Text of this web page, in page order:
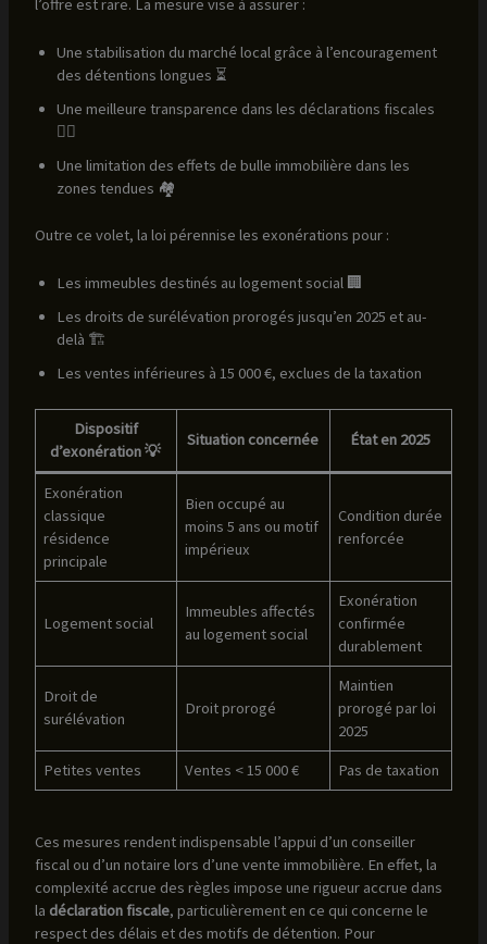
l’offre est rare. La mesure vise à assurer :
Une stabilisation du marché local grâce à l’encouragement
des détentions longues ⏳
Une meilleure transparence dans les déclarations fiscales
🕵️‍♂️
Une limitation des effets de bulle immobilière dans les
zones tendues 🏘️
Outre ce volet, la loi pérennise les exonérations pour :
Les immeubles destinés au logement social 🏢
Les droits de surélévation prorogés jusqu’en 2025 et au-
delà 🏗️
Les ventes inférieures à 15 000 €, exclues de la taxation
Dispositif
d’exonération 💡
Situation concernée État en 2025
Exonération
classique
résidence
principale
Bien occupé au
moins 5 ans ou motif
impérieux
Condition durée
renforcée
Logement social
Immeubles affectés
au logement social
Exonération
confirmée
durablement
Droit de
surélévation
Droit prorogé
Maintien
prorogé par loi
2025
Petites ventes
Ventes < 15 000 € Pas de taxation
Ces mesures rendent indispensable l’appui d’un conseiller
fiscal ou d’un notaire lors d’une vente immobilière. En effet, la
complexité accrue des règles impose une rigueur accrue dans
la déclaration fiscale, particulièrement en ce qui concerne le
respect des délais et des motifs de détention. Pour